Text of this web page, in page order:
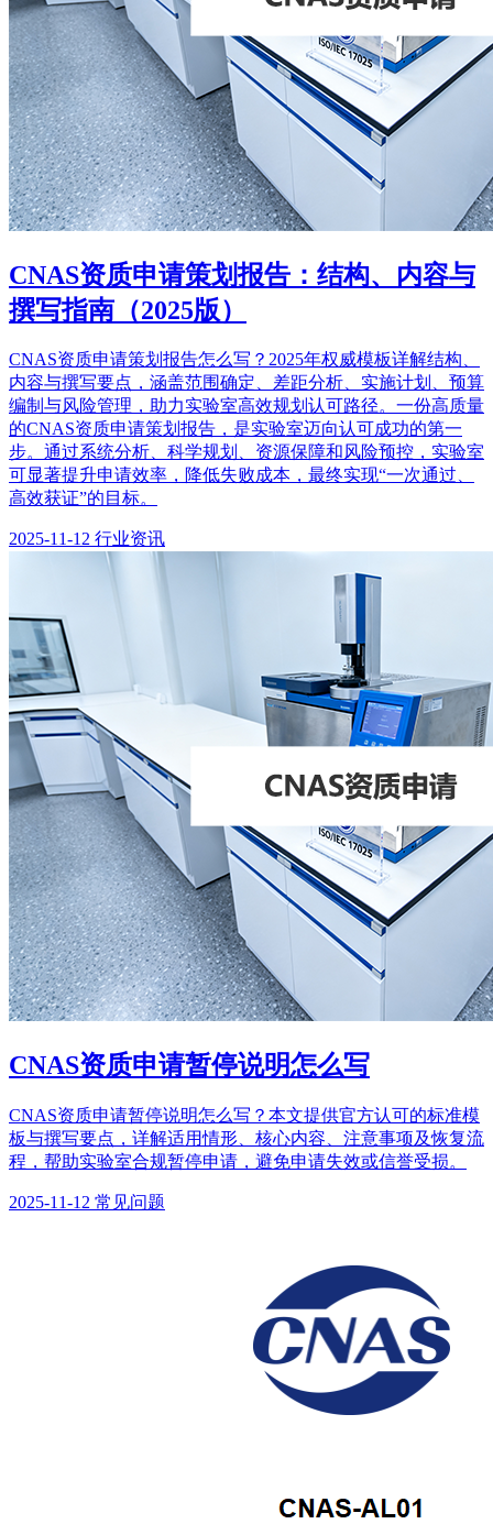
CNAS资质申请策划报告：结构、内容与
撰写指南（2025版）
CNAS资质申请策划报告怎么写？2025年权威模板详解结构、
内容与撰写要点，涵盖范围确定、差距分析、实施计划、预算
编制与风险管理，助力实验室高效规划认可路径。一份高质量
的CNAS资质申请策划报告，是实验室迈向认可成功的第一
步。通过系统分析、科学规划、资源保障和风险预控，实验室
可显著提升申请效率，降低失败成本，最终实现“一次通过、
高效获证”的目标。
2025-11-12 行业资讯
CNAS资质申请暂停说明怎么写
CNAS资质申请暂停说明怎么写？本文提供官方认可的标准模
板与撰写要点，详解适用情形、核心内容、注意事项及恢复流
程，帮助实验室合规暂停申请，避免申请失效或信誉受损。
2025-11-12 常见问题